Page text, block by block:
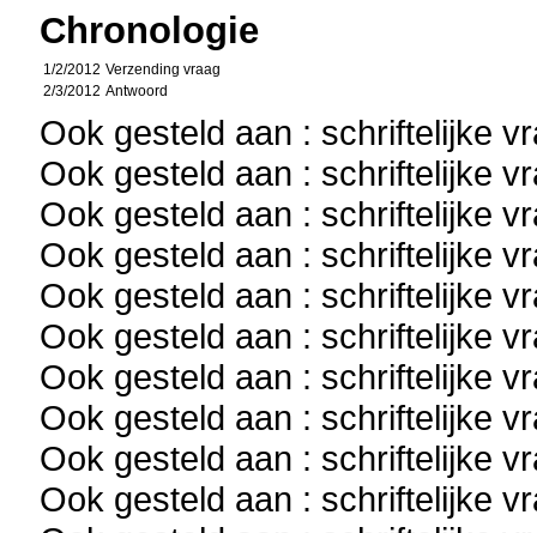
Chronologie
1/2/2012 Verzending vraag
2/3/2012 Antwoord
Ook gesteld aan : schriftelijke
Ook gesteld aan : schriftelijke
Ook gesteld aan : schriftelijke
Ook gesteld aan : schriftelijke
Ook gesteld aan : schriftelijke
Ook gesteld aan : schriftelijke
Ook gesteld aan : schriftelijke
Ook gesteld aan : schriftelijke
Ook gesteld aan : schriftelijke
Ook gesteld aan : schriftelijke